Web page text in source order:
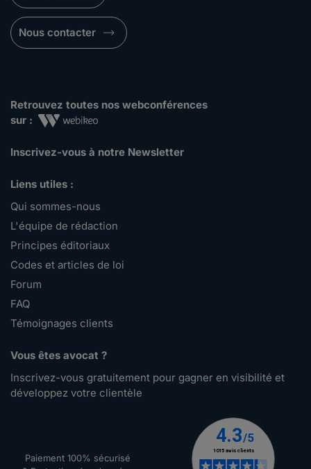
Nous contacter
Retrouvez toutes nos webconférences
sur :
Inscrivez-vous à notre Newsletter
Liens utiles :
Qui sommes-nous
L'équipe de rédaction
Principes éditoriaux
Codes et articles de loi
Forum
FAQ
Témoignages clients
Vous êtes avocat ?
Inscrivez-vous gratuitement pour gagner en visibilité et
développez votre clientèle
Paiement 100% sécurisé